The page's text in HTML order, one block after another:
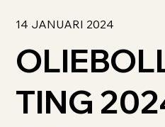
14 JANUARI 2024
TING